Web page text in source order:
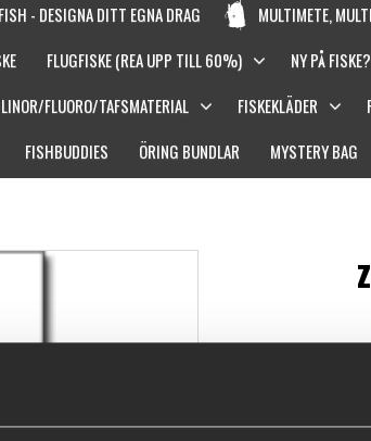
- DESIGNA DITT EGNA DRAG MULTIMETE,
FLUGFISKE (REA UPP TILL 60%) NY PÅ
LINOR/FLUORO/TAFSMATERIAL FISKEKLÄDER
FISHBUDDIES ÖRING BUNDLAR MYSTERY BAG